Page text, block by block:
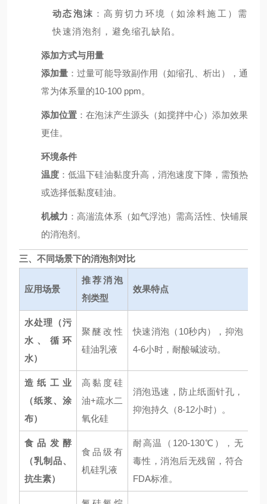
动态泡沫 ：高剪切力环境（如涂料施工）需
快速消泡剂，避免缩孔缺陷。
添加方式与用量
添加量 ：过量可能导致副作用（如缩孔、析出），通
常为体系量的10-100 ppm。
添加位置 ：在泡沫产生源头（如搅拌中心）添加效果
更佳。
环境条件
温度 ：低温下硅油黏度升高，消泡速度下降，需预热
或选择低黏度硅油。
机械力 ：高湍流体系（如气浮池）需高活性、快铺展
的消泡剂。
三、不同场景下的消泡剂对比
应用场景
推荐消泡
剂类型
效果特点
水处理（污
水、循环
水）
聚醚改性
硅油乳液
快速消泡（10秒内），抑泡
4-6小时，耐酸碱波动。
造纸工业
（纸浆、涂
布）
高黏度硅
油+疏水二
氧化硅
消泡迅速，防止纸面针孔，
抑泡持久（8-12小时）。
食品发酵
（乳制品、
抗生素）
食品级有
机硅乳液
耐高温（120-130℃），无
毒性，消泡后无残留，符合
FDA标准。